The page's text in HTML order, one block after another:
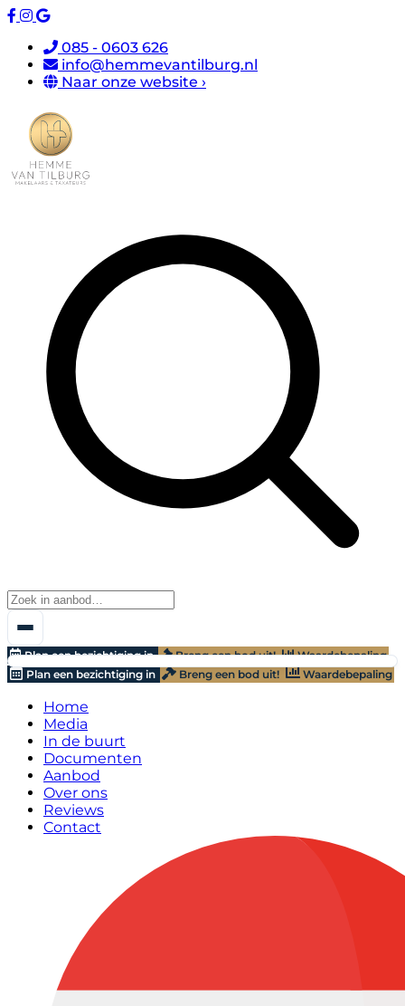
085 - 0603 626
info@hemmevantilburg.nl
Naar onze website ›
Plan een bezichtiging in Breng een bod uit!
Waardebepaling
Plan een bezichtiging in
Breng een bod uit! Waardebepaling
Home
Media
In de buurt
Documenten
Aanbod
Over ons
Reviews
Contact